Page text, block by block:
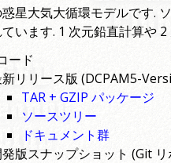
星大気大循環モデルです.
います. 1 次元鉛直計算や
ード
リリース版 (DCPAM5-
TAR + GZIP パッケージ
ソースツリー
ドキュメント群
発版スナップショット (Git